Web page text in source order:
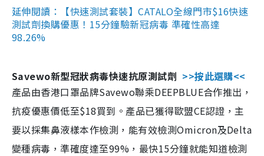
延伸閱讀：【快速測試套裝】CATALO全線門市$16快速
測試劑換購優惠！15分鐘驗新冠病毒 準確性高達
98.26%
Savewo新型冠狀病毒快速抗原測試劑 >>按此選購<<
產品由香港口罩品牌Savewo聯乘DEEPBLUE合作推出，
抗疫優惠價低至$18買到。產品已獲得歐盟CE認證，主
要以採集鼻液樣本作檢測，能有效檢測Omicron及Delta
變種病毒，準確度達至99%，最快15分鐘就能知道檢測